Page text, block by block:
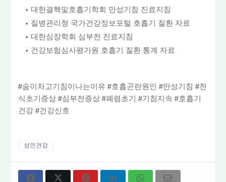
대한결핵및호흡기학회 만성기침 진료지침
질병관리청 국가건강정보포털 호흡기 질환 자료
대한심장학회 심부전 진료지침
건강보험심사평가원 호흡기 질환 통계 자료
#숨이차고기침이나는이유 #호흡곤란원인 #만성기침 #천
식초기증상 #심부전증상 #폐렴초기 #기침지속 #호흡기
건강 #건강신호
성인건강